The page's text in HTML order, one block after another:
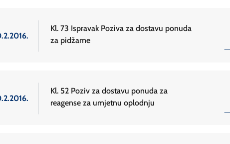
Kl. 73 Ispravak Poziva za dostavu ponuda
za pidžame
Kl. 52 Poziv za dostavu ponuda za
reagense za umjetnu oplodnju